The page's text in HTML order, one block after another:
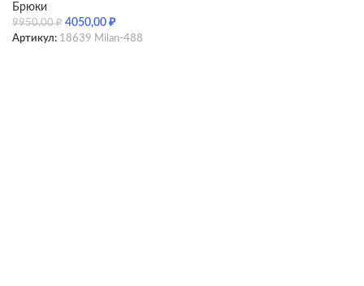
Брюки
9950,00₽ 4050,00 ₽
Артикул: 18639 Milan-488